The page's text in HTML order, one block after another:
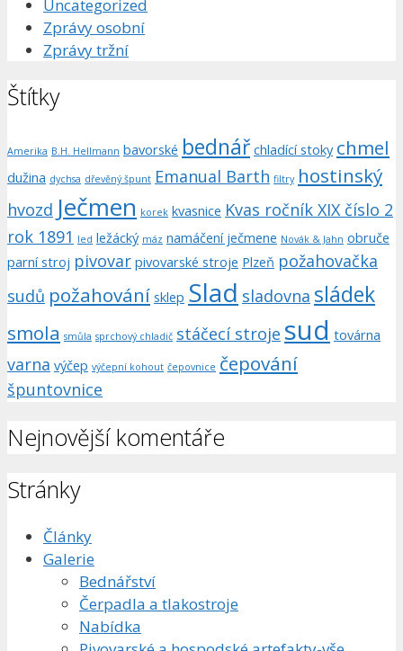
Uncategorized
Zprávy osobní
Zprávy tržní
Štítky
Amerika B.H. Hellmann bavorské bednář chladící stoky chmel
dužina dychsa dřevěný špunt Emanual Barth filtry hostinský
hvozd Ječmen korek kvasnice Kvas ročník XIX číslo 2
rok 1891 led ležácký máz namáčení ječmene Novák & Jahn obruče
parní stroj pivovar pivovarské stroje Plzeň požahovačka
sudů požahování sklep Slad sladovna sládek
smola smůla sprchový chladič stáčecí stroje sud továrna
varna výčep výčepní kohout čepovnice čepování
špuntovnice
Nejnovější komentáře
Stránky
Články
Galerie
Bednářství
Čerpadla a tlakostroje
Nabídka